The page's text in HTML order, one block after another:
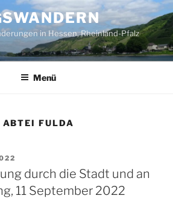
in Hessen, Rheinland-Pfalz
Menü
ABTEI FULDA
durch die Stadt und an
11 September 2022